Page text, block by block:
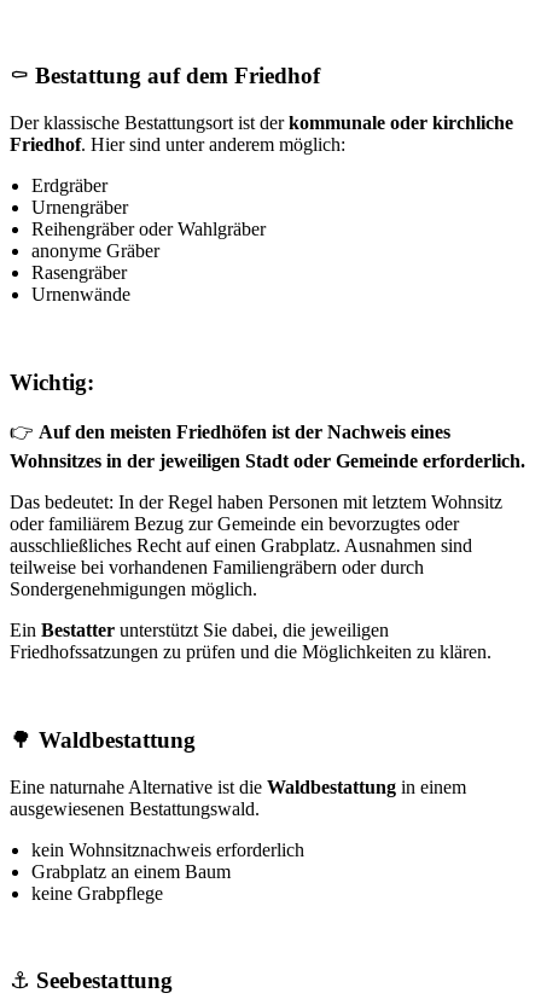
⚰️ Bestattung auf dem Friedhof
Der klassische Bestattungsort ist derkommunale oder kirchliche
Friedhof. Hier sind unter anderem möglich:
Erdgräber
Urnengräber
Reihengräber oder Wahlgräber
anonyme Gräber
Rasengräber
Urnenwände
Wichtig:
👉 Auf den meisten Friedhöfen ist der Nachweis eines
Wohnsitzes in der jeweiligen Stadt oder Gemeinde erforderlich.
Das bedeutet: In der Regel haben Personen mit letztem Wohnsitz
oder familiärem Bezug zur Gemeinde ein bevorzugtes oder
ausschließliches Recht auf einen Grabplatz. Ausnahmen sind
teilweise bei vorhandenen Familiengräbern oder durch
Sondergenehmigungen möglich.
Ein Bestatter unterstützt Sie dabei, die jeweiligen
Friedhofssatzungen zu prüfen und die Möglichkeiten zu klären.
🌳 Waldbestattung
Eine naturnahe Alternative ist die Waldbestattung in einem
ausgewiesenen Bestattungswald.
kein Wohnsitznachweis erforderlich
Grabplatz an einem Baum
keine Grabpflege
⚓ Seebestattung